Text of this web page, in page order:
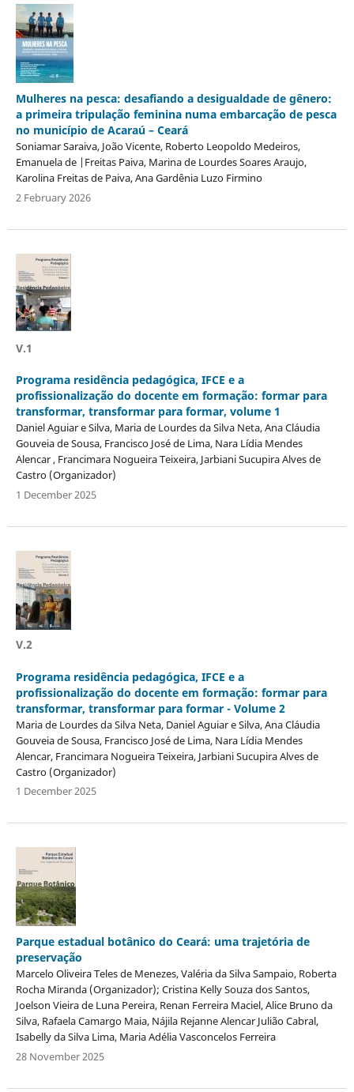
Mulheres na pesca: desafiando a desigualdade de gênero:
a primeira tripulação feminina numa embarcação de pesca
no município de Acaraú – Ceará
Soniamar Saraiva, João Vicente, Roberto Leopoldo Medeiros,
Emanuela de |Freitas Paiva, Marina de Lourdes Soares Araujo,
Karolina Freitas de Paiva, Ana Gardênia Luzo Firmino
2 February 2026
V.1
Programa residência pedagógica, IFCE e a
profissionalização do docente em formação: formar para
transformar, transformar para formar, volume 1
Daniel Aguiar e Silva, Maria de Lourdes da Silva Neta, Ana Cláudia
Gouveia de Sousa, Francisco José de Lima, Nara Lídia Mendes
Alencar , Francimara Nogueira Teixeira, Jarbiani Sucupira Alves de
Castro (Organizador)
1 December 2025
V.2
Programa residência pedagógica, IFCE e a
profissionalização do docente em formação: formar para
transformar, transformar para formar - Volume 2
Maria de Lourdes da Silva Neta, Daniel Aguiar e Silva, Ana Cláudia
Gouveia de Sousa, Francisco José de Lima, Nara Lídia Mendes
Alencar, Francimara Nogueira Teixeira, Jarbiani Sucupira Alves de
Castro (Organizador)
1 December 2025
Parque estadual botânico do Ceará: uma trajetória de
preservação
Marcelo Oliveira Teles de Menezes, Valéria da Silva Sampaio, Roberta
Rocha Miranda (Organizador); Cristina Kelly Souza dos Santos,
Joelson Vieira de Luna Pereira, Renan Ferreira Maciel, Alice Bruno da
Silva, Rafaela Camargo Maia, Nájila Rejanne Alencar Julião Cabral,
Isabelly da Silva Lima, Maria Adélia Vasconcelos Ferreira
28 November 2025